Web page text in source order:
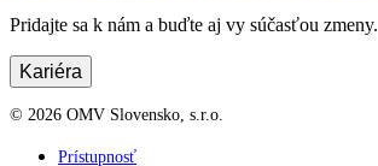
Pridajte sa k nám a buďte aj vy súčasťou zmeny.
Kariéra
© 2026 OMV Slovensko, s.r.o.
Prístupnosť